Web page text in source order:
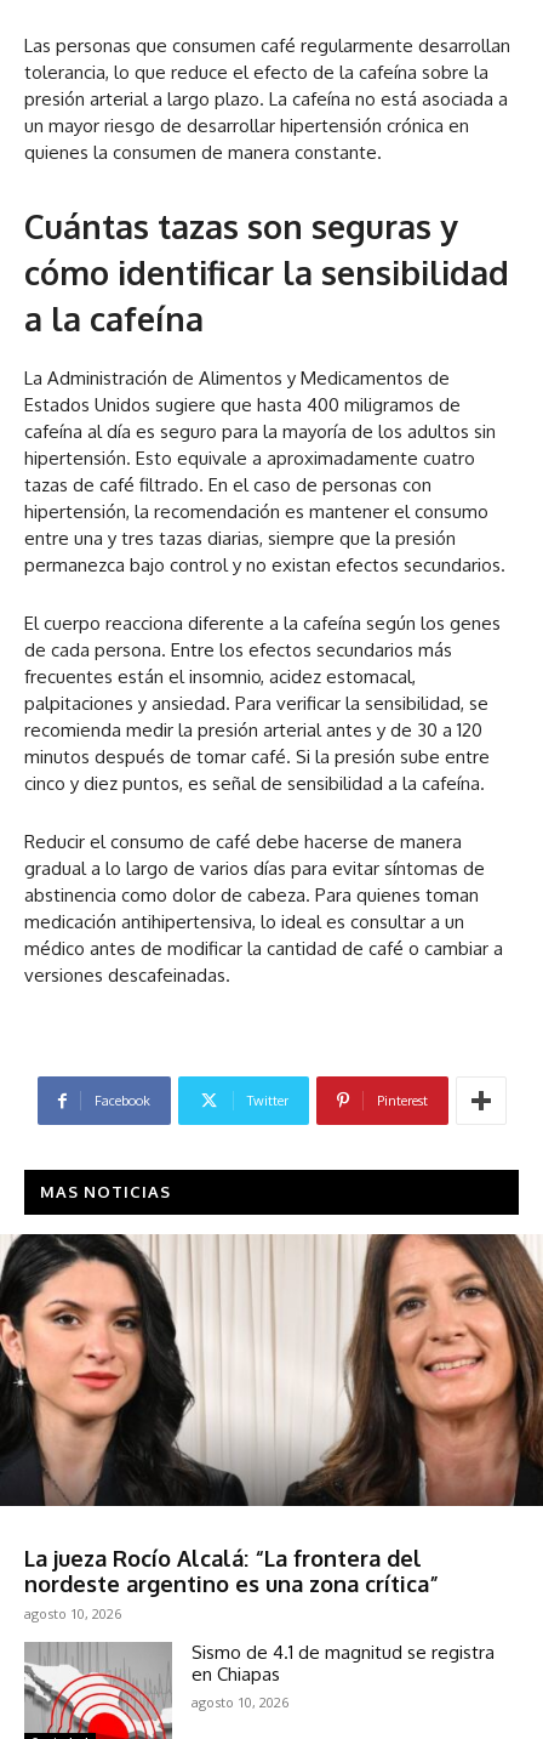
Las personas que consumen café regularmente desarrollan
tolerancia, lo que reduce el efecto de la cafeína sobre la
presión arterial a largo plazo. La cafeína no está asociada a
un mayor riesgo de desarrollar hipertensión crónica en
quienes la consumen de manera constante.
Cuántas tazas son seguras y
cómo identificar la sensibilidad
a la cafeína
La Administración de Alimentos y Medicamentos de
Estados Unidos sugiere que hasta 400 miligramos de
cafeína al día es seguro para la mayoría de los adultos sin
hipertensión. Esto equivale a aproximadamente cuatro
tazas de café filtrado. En el caso de personas con
hipertensión, la recomendación es mantener el consumo
entre una y tres tazas diarias, siempre que la presión
permanezca bajo control y no existan efectos secundarios.
El cuerpo reacciona diferente a la cafeína según los genes
de cada persona. Entre los efectos secundarios más
frecuentes están el insomnio, acidez estomacal,
palpitaciones y ansiedad. Para verificar la sensibilidad, se
recomienda medir la presión arterial antes y de 30 a 120
minutos después de tomar café. Si la presión sube entre
cinco y diez puntos, es señal de sensibilidad a la cafeína.
Reducir el consumo de café debe hacerse de manera
gradual a lo largo de varios días para evitar síntomas de
abstinencia como dolor de cabeza. Para quienes toman
medicación antihipertensiva, lo ideal es consultar a un
médico antes de modificar la cantidad de café o cambiar a
versiones descafeinadas.
Facebook Twitter Pinterest
MAS NOTICIAS
La jueza Rocío Alcalá: “La frontera del
nordeste argentino es una zona crítica”
agosto 10, 2026
Sismo de 4.1 de magnitud se registra
en Chiapas
agosto 10, 2026